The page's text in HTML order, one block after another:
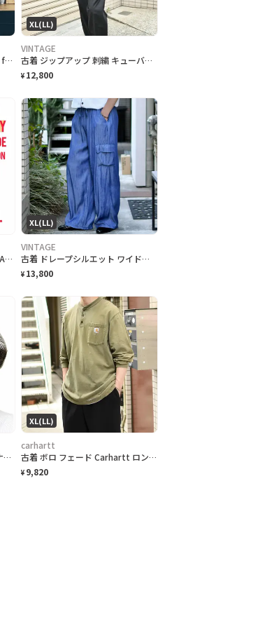
90s プレミア vintage USAAIR force TYPE C-1ベスト L
XL(LL)
VINTAGE
古着 ジップアップ 刺繍 キューバシャツ デザインシャツ 半袖シャツ
¥ 12,800
80-9054TA6DOFAMILY JAPANMADE 丈短コットンJKT
XL(LL)
VINTAGE
古着 ドレープシルエット ワイドパンツ イージーパンツ カーゴパンツ ブルー 青
¥ 13,800
90 S極上品デザイナーズオリジナルリアル1950トラッドキャスケット
XL(LL)
carhartt
古着 ボロ フェード Carhartt ロンＴ 長袖Tシャツ ダメージ ポケット
¥ 9,820